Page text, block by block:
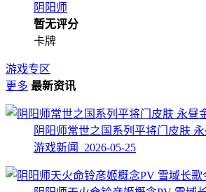
阴阳师
暂无评分
卡牌
游戏专区
更多 最新资讯
阴阳师常世之国系列平将门皮肤
游戏新闻 2026-05-25